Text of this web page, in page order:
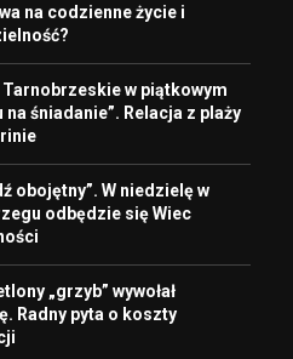
na codzienne życie i
w piątkowym
na śniadanie”. Relacja z plaży
obojętny”. W niedzielę w
odbędzie się Wiec
„grzyb” wywołał
Radny pyta o koszty